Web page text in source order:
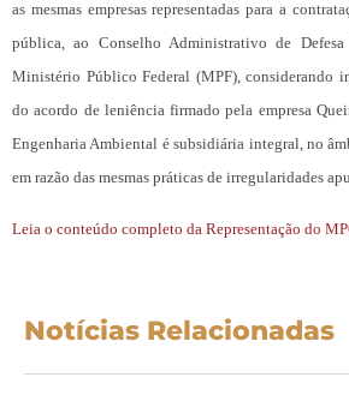
as mesmas empresas representadas para a
pública, ao Conselho Administrativo de
Ministério Público Federal (MPF), considerando
do acordo de leniência firmado pela empresa
Engenharia Ambiental é subsidiária integral, no
em razão das mesmas práticas de irregularidades
Leia o conteúdo completo da Representação do
Notícias Relacionadas